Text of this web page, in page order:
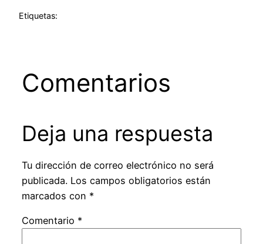
Etiquetas:
Comentarios
Deja una respuesta
Tu dirección de correo electrónico no será
publicada. Los campos obligatorios están
marcados con *
Comentario *